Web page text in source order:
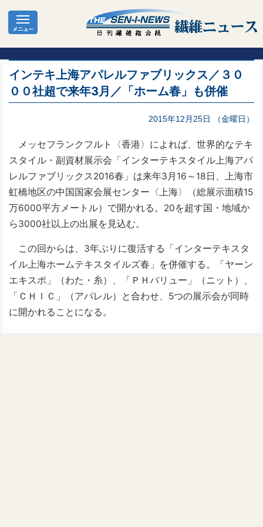
インテキ上海アパレルファブリックス／３０
００社超で来年3月／「ホーム春」も併催
2015年12月25日 （金曜日）
メッセフランクフルト〈香港〉によれば、世界的なテキ
スタイル・副資材展示会「インターテキスタイル上海アパ
レルファブリックス2016春」は来年3月16～18日、上海市
虹橋地区の中国国家会展センター〈上海〉（総展示面積15
万6000平方メートル）で開かれる。20を超す国・地域か
ら3000社以上の出展を見込む。
この回からは、3年ぶりに復活する「インターテキスタ
イル上海ホームテキスタイルズ春」を併催する。「ヤーン
エキスポ」（わた・糸）、「ＰＨバリュー」（ニット）、
「ＣＨＩＣ」（アパレル）と合わせ、5つの展示会が同時
に開かれることになる。